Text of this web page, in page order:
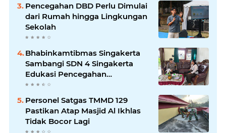
Pencegahan DBD Perlu Dimulai
dari Rumah hingga Lingkungan
Sekolah
Bhabinkamtibmas Singakerta
Sambangi SDN 4 Singakerta
Edukasi Pencegahan
Penculikan Anak
Personel Satgas TMMD 129
Pastikan Atap Masjid Al Ikhlas
Tidak Bocor Lagi